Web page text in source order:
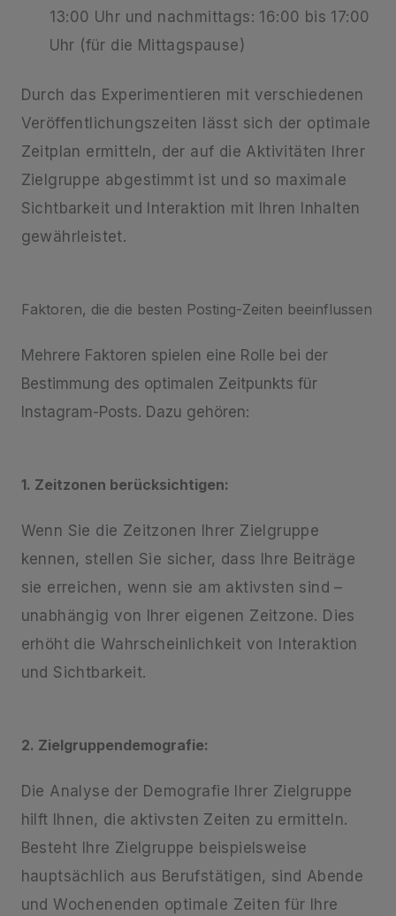
13:00 Uhr und nachmittags: 16:00 bis 17:00
Uhr (für die Mittagspause)
Durch das Experimentieren mit verschiedenen
Veröffentlichungszeiten lässt sich der optimale
Zeitplan ermitteln, der auf die Aktivitäten Ihrer
Zielgruppe abgestimmt ist und so maximale
Sichtbarkeit und Interaktion mit Ihren Inhalten
gewährleistet.
Faktoren, die die besten Posting-Zeiten beeinflussen
Mehrere Faktoren spielen eine Rolle bei der
Bestimmung des optimalen Zeitpunkts für
Instagram-Posts. Dazu gehören:
1. Zeitzonen berücksichtigen:
Wenn Sie die Zeitzonen Ihrer Zielgruppe
kennen, stellen Sie sicher, dass Ihre Beiträge
sie erreichen, wenn sie am aktivsten sind –
unabhängig von Ihrer eigenen Zeitzone. Dies
erhöht die Wahrscheinlichkeit von Interaktion
und Sichtbarkeit.
2. Zielgruppendemografie:
Die Analyse der Demografie Ihrer Zielgruppe
hilft Ihnen, die aktivsten Zeiten zu ermitteln.
Besteht Ihre Zielgruppe beispielsweise
hauptsächlich aus Berufstätigen, sind Abende
und Wochenenden optimale Zeiten für Ihre